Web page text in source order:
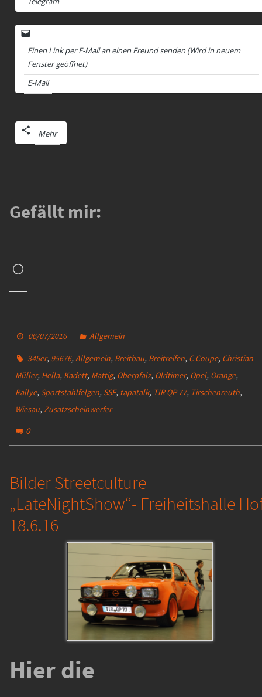
Einen Link per E-Mail an einen Freund senden (Wird in neuem
Fenster geöffnet)
E-Mail
Mehr
Gefällt mir:
geladen …
06/07/2016 Allgemein
345er, 95676, Allgemein, Breitbau, Breitreifen, C Coupe, Christian
Müller, Hella, Kadett, Mattig, Oberpfalz, Oldtimer, Opel, Orange,
Rallye, Sportstahlfelgen, SSF, tapatalk, TIR QP 77, Tirschenreuth,
Wiesau, Zusatzscheinwerfer
0
Bilder Streetculture
„LateNightShow“- Freiheitshalle
18.6.16
Hier die